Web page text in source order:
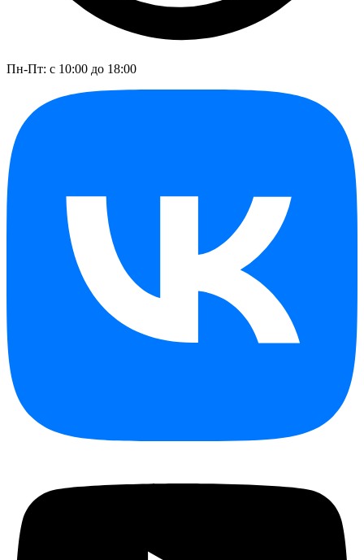
Пн-Пт: с 10:00 до 18:00